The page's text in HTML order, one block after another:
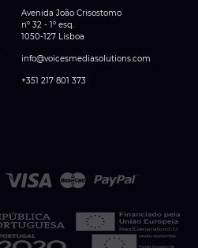
Avenida João Crisostomo
nº 32 - 1º esq.
1050-127 Lisboa
info@voicesmediasolutions.com
+351 217 801 373